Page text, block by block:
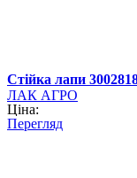
Стійка лапи
ЛАК АГРО
Ціна:
Перегляд